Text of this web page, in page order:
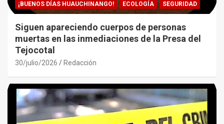
¡BUENOS DÍAS HUAUCHINANGO! ECOLOGÍA SEGURIDAD
Siguen apareciendo cuerpos de personas
muertas en las inmediaciones de la Presa del
Tejocotal
30/julio/2026 Redacción